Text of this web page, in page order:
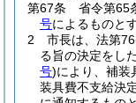
第67条
省令第65
号によるものとす
2
市長は、法第
る旨の決定をし
号)により、補装
装具費不支給決